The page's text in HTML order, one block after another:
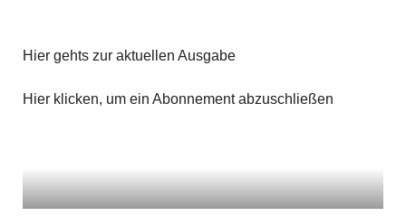
Hier gehts zur aktuellen Ausgabe
Hier klicken, um ein Abonnement abzuschließen